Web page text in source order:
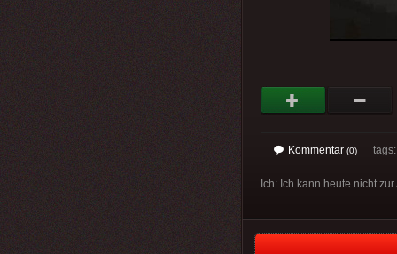
Kommentar (0) tags:
Ich: Ich kann heute nicht